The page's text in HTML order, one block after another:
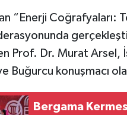
“Enerji Coğrafyaları:
Prof. Dr. Murat Arsel,
Buğurcu konuşmacı
Bergama